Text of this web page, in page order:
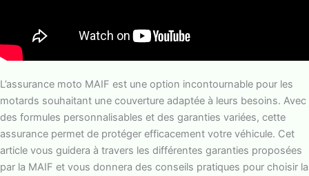
L’assurance moto MAIF est une option incontournable pour les
motards souhaitant une couverture adaptée à leurs besoins. Avec
des formules personnalisables et des garanties variées, cette
assurance permet de protéger efficacement votre véhicule. Cet
article vous guidera à travers les différentes garanties proposées
par la MAIF et vous donnera des conseils pratiques pour choisir la